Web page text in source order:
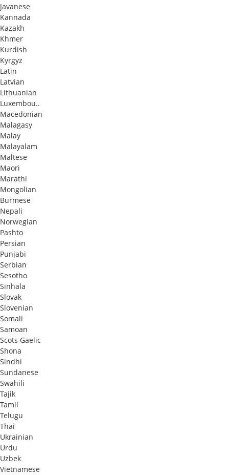
Javanese
Kannada
Kazakh
Khmer
Kurdish
Kyrgyz
Latin
Latvian
Lithuanian
Luxembou..
Macedonian
Malagasy
Malay
Malayalam
Maltese
Maori
Marathi
Mongolian
Burmese
Nepali
Norwegian
Pashto
Persian
Punjabi
Serbian
Sesotho
Sinhala
Slovak
Slovenian
Somali
Samoan
Scots Gaelic
Shona
Sindhi
Sundanese
Swahili
Tajik
Tamil
Telugu
Thai
Ukrainian
Urdu
Uzbek
Vietnamese